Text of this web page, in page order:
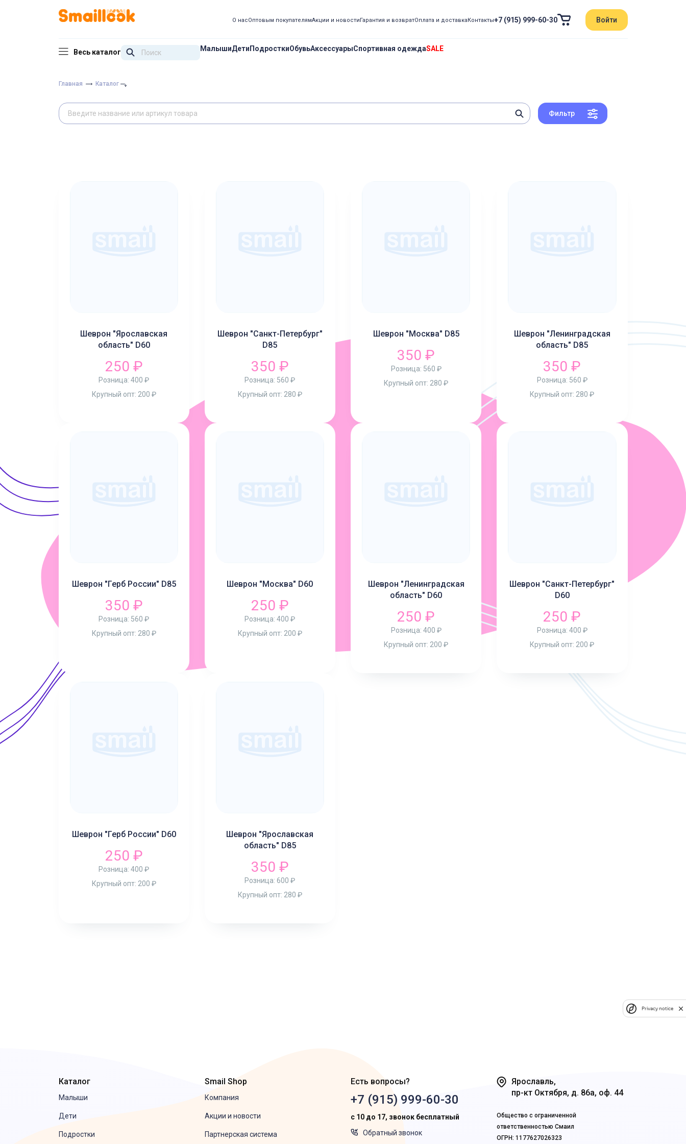
О насОптовым покупателямАкции и новостиГарантия и возвратОплата и доставкаКонтакты+7 (915) 999-60-30 Войти
Весь каталог МалышиДети ПодросткиОбувьАксессуарыСпортивная одеждаSALE
Главная Каталог
Фильтр
Шеврон "Ярославская
область" D60
250 ₽
Розница:400 ₽
Крупный опт: 200 ₽
Шеврон "Санкт-Петербург"
D85
350 ₽
Розница: 560 ₽
Крупный опт: 280 ₽
Шеврон "Москва" D85
350 ₽
Розница: 560 ₽
Крупный опт:280 ₽
Шеврон "Ленинградская
область" D85
350 ₽
Розница: 560 ₽
Крупный опт:280 ₽
Шеврон "Герб России" D85
350 ₽
Розница: 560 ₽
Крупный опт: 280 ₽
Шеврон "Москва" D60
250 ₽
Розница:400 ₽
Крупный опт: 200 ₽
Шеврон "Ленинградская
область" D60
250 ₽
Розница: 400 ₽
Крупный опт:200 ₽
Шеврон "Санкт-Петербург"
D60
250 ₽
Розница: 400 ₽
Крупный опт:200 ₽
Шеврон "Герб России" D60
250 ₽
Розница:400 ₽
Крупный опт: 200 ₽
Шеврон "Ярославская
область" D85
350 ₽
Розница:600 ₽
Крупный опт: 280 ₽
Каталог
Малыши
Дети
Подростки
Smail Shop
Компания
Акции и новости
Партнерская система
Есть вопросы?
+7 (915) 999-60-30
с 10 до 17, звонок бесплатный
Обратный звонок
Ярославль,
пр-кт Октября, д. 86а, оф. 44
Общество с ограниченной
ответственностью Смаил
ОГРН: 1177627026323
Privacy notice